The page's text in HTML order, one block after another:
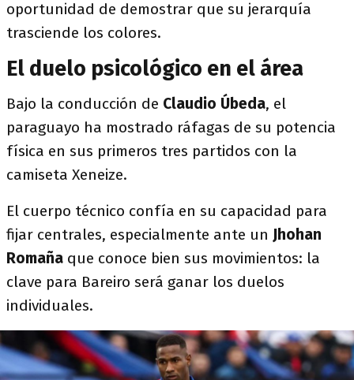
oportunidad de demostrar que su jerarquía
trasciende los colores.
El duelo psicológico en el área
Bajo la conducción de Claudio Úbeda, el
paraguayo ha mostrado ráfagas de su potencia
física en sus primeros tres partidos con la
camiseta Xeneize.
El cuerpo técnico confía en su capacidad para
fijar centrales, especialmente ante un Jhohan
Romaña que conoce bien sus movimientos: la
clave para Bareiro será ganar los duelos
individuales.